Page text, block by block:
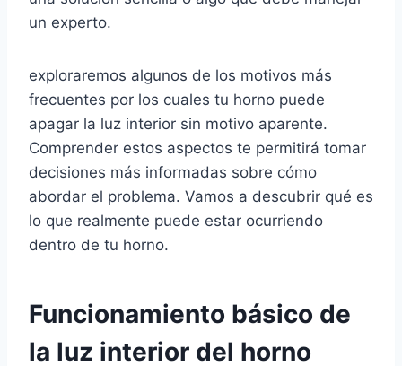
un experto.
exploraremos algunos de los motivos más
frecuentes por los cuales tu horno puede
apagar la luz interior sin motivo aparente.
Comprender estos aspectos te permitirá tomar
decisiones más informadas sobre cómo
abordar el problema. Vamos a descubrir qué es
lo que realmente puede estar ocurriendo
dentro de tu horno.
Funcionamiento básico de
la luz interior del horno